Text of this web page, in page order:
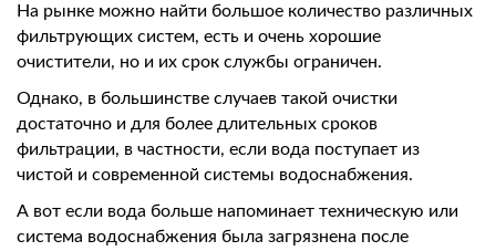
На рынке можно найти большое количество различных
фильтрующих систем, есть и очень хорошие
очистители, но и их срок службы ограничен.
Однако, в большинстве случаев такой очистки
достаточно и для более длительных сроков
фильтрации, в частности, если вода поступает из
чистой и современной системы водоснабжения.
А вот если вода больше напоминает техническую или
система водоснабжения была загрязнена после